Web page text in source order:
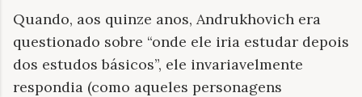
Quando, aos quinze anos, Andrukhovich era
questionado sobre “onde ele iria estudar depois
dos estudos básicos”, ele invariavelmente
respondia (como aqueles personagens